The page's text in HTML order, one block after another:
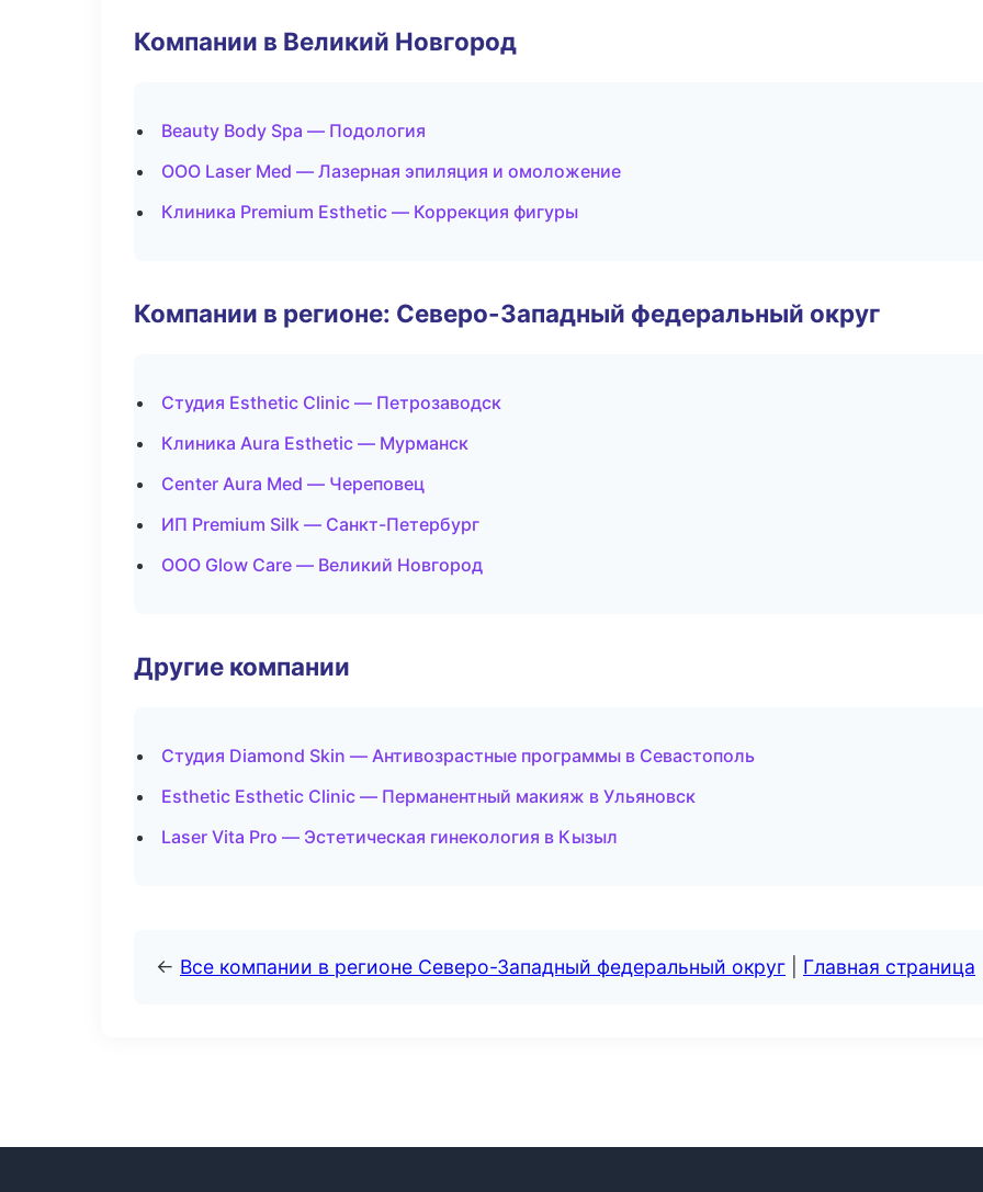
Компании в Великий Новгород
Beauty Body Spa — Подология
ООО Laser Med — Лазерная эпиляция и омоложение
Клиника Premium Esthetic — Коррекция фигуры
Компании в регионе: Северо-Западный федеральный округ
Студия Esthetic Clinic — Петрозаводск
Клиника Aura Esthetic — Мурманск
Center Aura Med — Череповец
ИП Premium Silk — Санкт-Петербург
ООО Glow Care — Великий Новгород
Другие компании
Студия Diamond Skin — Антивозрастные программы в Севастополь
Esthetic Esthetic Clinic — Перманентный макияж в Ульяновск
Laser Vita Pro — Эстетическая гинекология в Кызыл
← Все компании в регионе Северо-Западный федеральный округ Главная страница